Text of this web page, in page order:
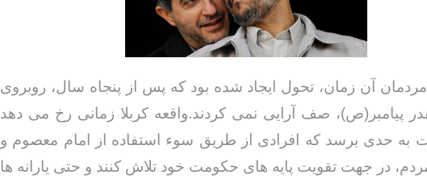
آن زمان، تحول ایجاد شده بود که پس از پنجاه سال، روبروی
پیامبر(ص)، صف آرایی نمی کردند.واقعه کربلا زمانی رخ می دهد
به حدی برسد که افرادی از طریق سوء استفاده از امام معصوم و
در جهت تقویت پایه های حکومت خود تلاش کنند و حتی یارانه ها